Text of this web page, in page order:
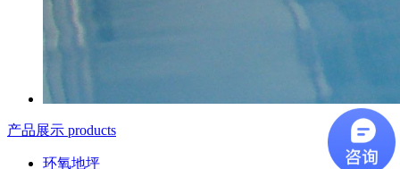
产品展示 products
环氧地坪